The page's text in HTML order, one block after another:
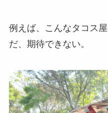
例えば、こんなタコス
だ、期待できない。